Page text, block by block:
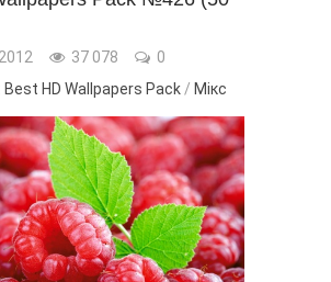
37 078
0
Best HD Wallpapers Pack / Мікс